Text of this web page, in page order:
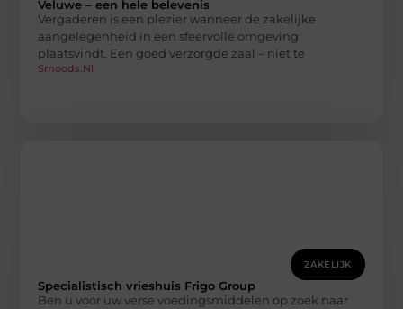
Veluwe – een hele belevenis
Vergaderen is een plezier wanneer de zakelijke
aangelegenheid in een sfeervolle omgeving
plaatsvindt. Een goed verzorgde zaal – niet te
Smoods.nl
ZAKELIJK
Specialistisch vrieshuis Frigo Group
Ben u voor uw verse voedingsmiddelen op zoek naar